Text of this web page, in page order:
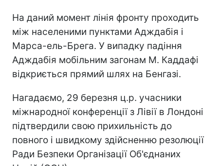
На даний момент лінія фронту проходить
між населеними пунктами Адждабія і
Марса-ель-Брега. У випадку падіння
Адждабія мобільним загонам М. Каддафі
відкриється прямий шлях на Бенгазі.
Нагадаємо, 29 березня ц.р. учасники
міжнародної конференції з Лівії в Лондоні
підтвердили свою прихильність до
повного і швидкому здійсненню резолюції
Ради Безпеки Організації Об'єднаних